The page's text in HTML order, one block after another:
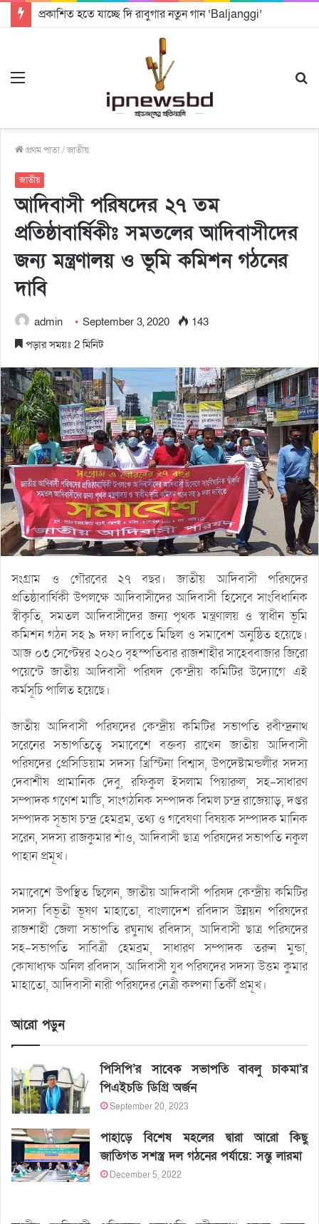
প্রকাশিত হতে যাচ্ছে দি রাবুগার নতুন গান ‘Baljanggi’
প্রথম পাতা/জাতীয়
জাতীয়
আদিবাসী পরিষদের ২৭ তম
প্রতিষ্ঠাবার্ষিকীঃ সমতলের আদিবাসীদের
জন্য মন্ত্রণালয় ও ভূমি কমিশন গঠনের
দাবি
admin September 3, 2020
143
পড়ার সময়ঃ 2 মিনিট
সংগ্রাম ও গৌরবের ২৭ বছর। জাতীয় আদিবাসী পরিষদের
প্রতিষ্ঠাবার্ষিকী উপলক্ষে আদিবাসীদের আদিবাসী হিসেবে সাংবিধানিক
স্বীকৃতি, সমতল আদিবাসীদের জন্য পৃথক মন্ত্রণালয় ও স্বাধীন ভূমি
কমিশন গঠন সহ ৯ দফা দাবিতে মিছিল ও সমাবেশ অনুষ্ঠিত হয়েছে।
আজ ০৩ সেপ্টেম্বর ২০২০ বৃহস্পতিবার রাজশাহীর সাহেববাজার জিরো
পয়েন্টে জাতীয় আদিবাসী পরিষদ কেন্দ্রীয় কমিটির উদ্যোগে এই
কর্মসূচি পালিত হয়েছে।
জাতীয় আদিবাসী পরিষদের কেন্দ্রীয় কমিটির সভাপতি রবীন্দ্রনাথ
সরেনের সভাপতিত্বে সমাবেশে বক্তব্য রাখেন জাতীয় আদিবাসী
পরিষদের প্রেসিডিয়াম সদস্য খ্রিস্টিনা বিশ্বাস, উপদেষ্টামন্ডলীর সদস্য
দেবাশীষ প্রামানিক দেবু, রফিকুল ইসলাম পিয়ারুল, সহ-সাধারণ
সম্পাদক গণেশ মার্ডি, সাংগঠনিক সম্পাদক বিমল চন্দ্র রাজেয়াড়, দপ্তর
সম্পাদক সূভাষ চন্দ্র হেমব্রম, তথ্য ও গবেষণা বিষয়ক সম্পাদক মানিক
সরেন, সদস্য রাজকুমার শাঁও, আদিবাসী ছাত্র পরিষদের সভাপতি নকুল
পাহান প্রমূখ।
সমাবেশে উপস্থিত ছিলেন, জাতীয় আদিবাসী পরিষদ কেন্দ্রীয় কমিটির
সদস্য বিভূতী ভূষণ মাহাতো, বাংলাদেশ রবিদাস উন্নয়ন পরিষদের
রাজশাহী জেলা সভাপতি রঘুনাথ রবিদাস, আদিবাসী ছাত্র পরিষদের
সহ-সভাপতি সাবিত্রী হেমব্রম, সাধারণ সম্পাদক তরুন মুন্ডা,
কোষাধ্যক্ষ অনিল রবিদাস, আদিবাসী যুব পরিষদের সদস্য উত্তম কুমার
মাহাতো, আদিবাসী নারী পরিষদের নেত্রী কল্পনা তির্কী প্রমূখ।
আরো পড়ুন
পিসিপি’র সাবেক সভাপতি বাবলু চাকমা’র
পিএইচডি ডিগ্রি অর্জন
September 20, 2023
পাহাড়ে বিশেষ মহলের দ্বারা আরো কিছু
জাতিগত সশস্ত্র দল গঠনের পর্যায়ে: সন্তু লারমা
December 5, 2022